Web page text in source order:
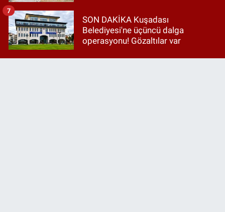
SON DAKİKA Kuşadası
Belediyesi'ne üçüncü dalga
operasyonu! Gözaltılar var
7